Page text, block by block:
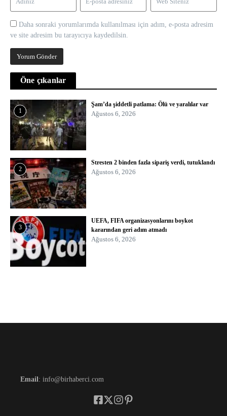
Daha sonraki yorumlarımda kullanılması için adım, e-posta adresim
ve site adresim bu tarayıcıya kaydedilsin.
Öne çıkanlar
1
Şam’da şiddetli patlama: Ölü ve yaralılar var
Ağustos 6, 2026
2
Stresten 2 binden fazla sipariş verdi, tutuklandı
Ağustos 6, 2026
3
UEFA, FIFA organizasyonlarını boykot
kararından geri adım atmadı
Ağustos 6, 2026
Email : info@birhaberci.com